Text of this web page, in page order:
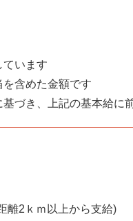
います
含めた金額です
づき、上記の基本給に
離2ｋｍ以上から支給)